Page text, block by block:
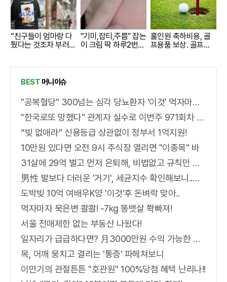
“친구들이 엄마랑 다
퉜다는 것조차 부러워
"기미,잡티,주름" 잡는
이 크림 딱 하루2번
홀인원 축하비용, 골
프용품 보상. 골프보
BEST 머니이슈
"공복혈당" 300넘는 심각 당뇨환자 '이것' 먹자마자..바로
"한국로또 망했다" 관계자 실수로 이번주 971회차 번호 6자리 공개!? 꼭 확인해라!
“빚 없애라” 신용등급 상관없이 정부서 1억지원!
10만원 있다면 오전 9시 주식장 열리면 "이종목" 바
31살에 29억 벌고 먼저 은퇴해, 비법없고 규칙만 지켰다!
男性 발보다 더러운 '거기', 세균지수 확인해보니..충격!
도박빚 10억 여배우K양 '이것'후 돈벼락 맞아..
먹자마자 묵은변 콸콸! -7kg 똥뱃살 쫙빠져!
서울 전매제한 없는 부동산 나왔다!
일자리가 급급하다면? 月3000만원 수익 가능한 이 "자격증" 주목받고 있어..
목, 어깨 뭉치고 결리는 '통증' 파헤쳐보니
이만기의 관절튼튼 "호관원" 100%당첨 혜택 난리나!!